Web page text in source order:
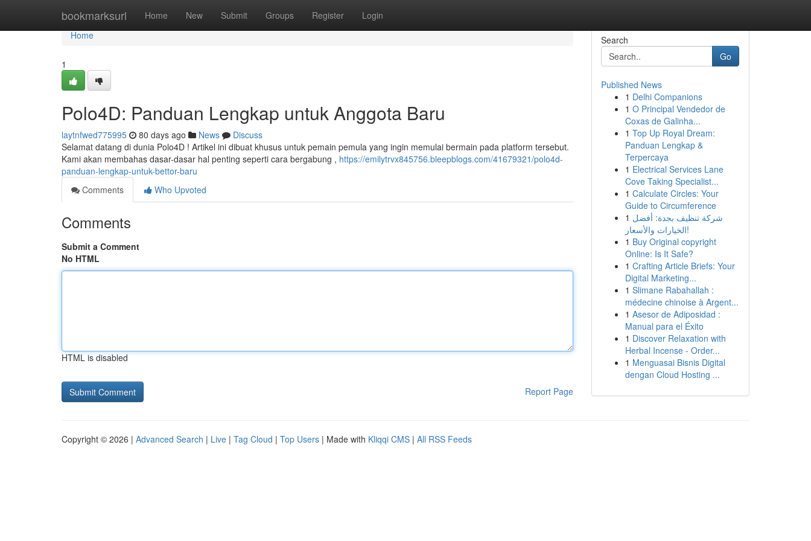
bookmarksurl Home New Submit Groups Register Login
Home
Home
1
Polo4D: Panduan Lengkap untuk Anggota Baru
laytnfwed775995 80 days ago News
Discuss
Selamat datang di dunia Polo4D ! Artikel ini dibuat khusus untuk pemain pemula yang ingin memulai bermain pada platform tersebut.
Kami akan membahas dasar-dasar hal penting seperti cara bergabung , https://emilytrvx845756.bleepblogs.com/41679321/polo4d-
panduan-lengkap-untuk-bettor-baru
Comments
Who Upvoted
Comments
Submit a Comment
No HTML
HTML is disabled
Report Page
Search
Go
Published News
1 Delhi Companions
1 O Principal Vendedor de
Coxas de Galinha...
1 Top Up Royal Dream:
Panduan Lengkap &
Terpercaya
1 Electrical Services Lane
Cove Taking Specialist...
1 Calculate Circles: Your
Guide to Circumference
1 شركة تنظيف بجدة: أفضل
الخيارات والأسعار!
1 Buy Original copyright
Online: Is It Safe?
1 Crafting Article Briefs: Your
Digital Marketing...
1 Slimane Rabahallah :
médecine chinoise à Argent...
1 Asesor de Adiposidad :
Manual para el Éxito
1 Discover Relaxation with
Herbal Incense - Order...
1 Menguasai Bisnis Digital
dengan Cloud Hosting ...
Copyright © 2026 | Advanced Search | Live | Tag Cloud | Top Users | Made with Kliqqi CMS | All RSS Feeds